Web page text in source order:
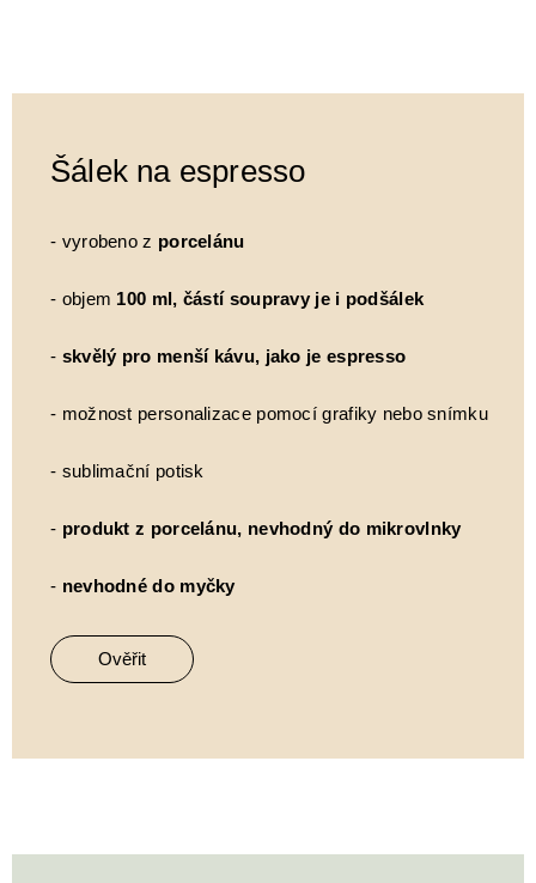
Šálek na espresso
- vyrobeno z porcelánu
- objem 100 ml, částí soupravy je i podšálek
- skvělý pro menší kávu, jako je espresso
- možnost personalizace pomocí grafiky nebo snímku
- sublimační potisk
- produkt z porcelánu, nevhodný do mikrovlnky
- nevhodné do myčky
Ověřit